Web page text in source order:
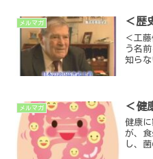
い物
メルマガ ＜歴
＜工
う名
知ら
員
メルマガ ＜健
健康
が、
し、